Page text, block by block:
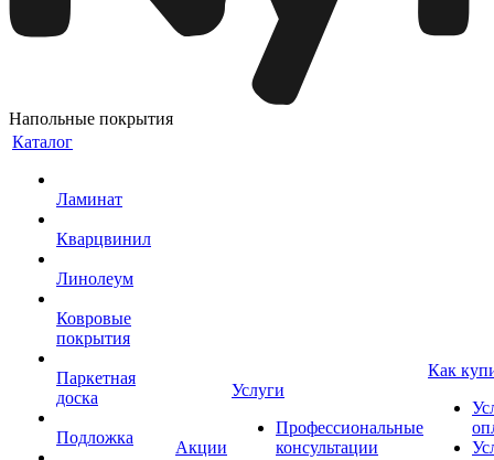
Напольные покрытия
Каталог
Ламинат
Кварцвинил
Линолеум
Ковровые
покрытия
Паркетная
доска
Подложка
Акции
Услуги
Профессиональные
консультации
Как